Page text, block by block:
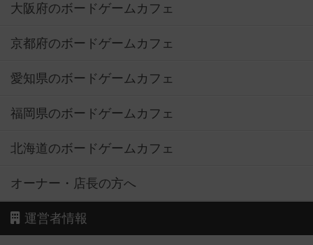
大阪府のボードゲームカフェ
京都府のボードゲームカフェ
愛知県のボードゲームカフェ
福岡県のボードゲームカフェ
北海道のボードゲームカフェ
オーナー・店長の方へ
運営者情報